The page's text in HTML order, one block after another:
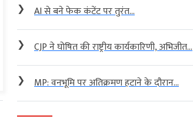
❯ AI से बने फेक कंटेंट पर तुरंत...
❯ CJP ने घोषित की राष्ट्रीय कार्यकारिणी, अभिजीत...
❯ MP: वनभूमि पर अतिक्रमण हटाने के दौरान...